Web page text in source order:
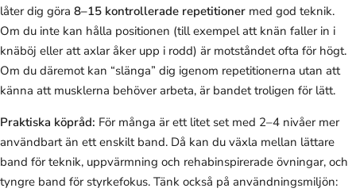
låter dig göra 8–15 kontrollerade repetitioner med god teknik.
Om du inte kan hålla positionen (till exempel att knän faller in i
knäböj eller att axlar åker upp i rodd) är motståndet ofta för högt.
Om du däremot kan “slänga” dig igenom repetitionerna utan att
känna att musklerna behöver arbeta, är bandet troligen för lätt.
Praktiska köpråd: För många är ett litet set med 2–4 nivåer mer
användbart än ett enskilt band. Då kan du växla mellan lättare
band för teknik, uppvärmning och rehabinspirerade övningar, och
tyngre band för styrkefokus. Tänk också på användningsmiljön: